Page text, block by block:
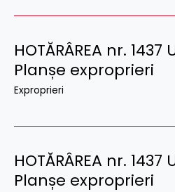
HOTĂRÂREA nr. 1437
Planșe exproprieri
Exproprieri
HOTĂRÂREA nr. 1437
Planșe exproprieri